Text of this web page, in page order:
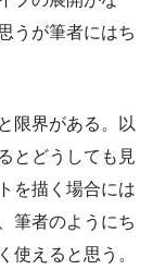
うが筆者にはち
限界がある。以
とどうしても見
を描く場合には
筆者のようにち
使えると思う。